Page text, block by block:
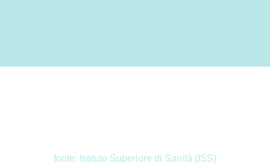
fonte: Istituto Superiore di Sanità (ISS)